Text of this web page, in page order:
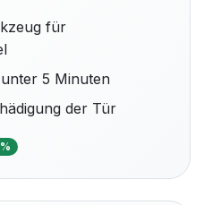
für
5 Minuten
der Tür